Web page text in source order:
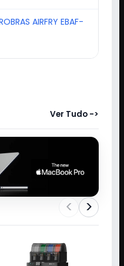
AIRFRY EBAF-
Ver Tudo ->
< >